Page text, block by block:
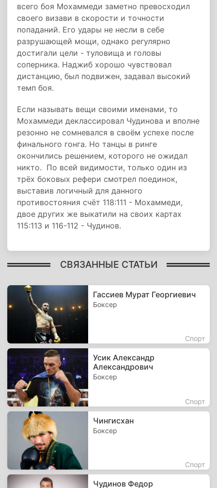
всего боя Мохаммеди заметно превосходил
своего визави в скорости и точности
попаданий. Его удары не несли в себе
разрушающей мощи, однако регулярно
достигали цели - туловища и головы
соперника. Наджиб хорошо чувствовал
дистанцию, был подвижен, задавал высокий
темп боя.
Если называть вещи своими именами, то
Мохаммеди деклассировал Чудинова и вполне
резонно не сомневался в своём успехе после
финального гонга. Но танцы в ринге
окончились решением, которого не ожидал
никто. По всей видимости, только один из
трёх боковых рефери смотрел поединок,
выставив логичный для данного
противостояния счёт 118:111 - Мохаммеди,
двое других же выкатили на своих картах
115:113 и 116-112 - Чудинов.
СВЯЗАННЫЕ СТАТЬИ
Гассиев Мурат Георгиевич
Боксер
Спорт
Усик Александр
Александрович
Боксер
Спорт
Чингисхан
Боксер
Спорт
Чудинов Федор